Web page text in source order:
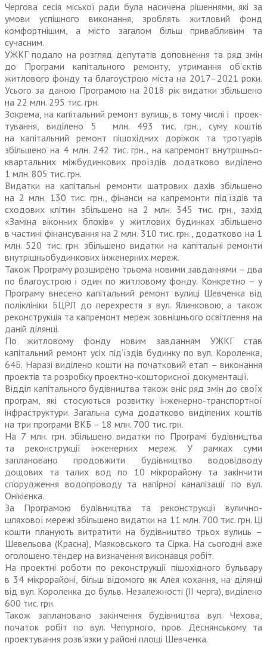
Чергова сесія міської ради була насичена рішеннями, які за
умови успішного виконання, зроблять житловий фонд
комфортнішим, а місто загалом більш привабливим та
сучасним.
УЖКГ подало на розгляд депутатів доповнення та ряд змін
до Програми капітального ремонту, утримання об’єктів
житлового фонду та благоустрою міста на 2017–2021 роки.
Усього за даною Програмою на 2018 рік видатки збільшено
на 22 млн. 295 тис. грн.
Зокрема, на капітальний ремонт вулиць, в тому числі і проек­
тування, виділено 5 млн. 493 тис. грн., суму коштів
на капітальний ремонт пішохідних доріжок та тротуарів
збільшено на 4 млн. 242 тис. грн., на кап­ремонт внут­рішньо­
квартальних міжбудинкових проїздів додатково виділено
1 млн. 805 тис. грн.
Видатки на капітальні ремонти шатрових дахів збільшено
на 2 млн. 130 тис. грн., фінанси на капремонти під’їздів та
сходових клітин збільшено на 2 млн. 345 тис. грн., захід
«Заміна віконних блоків» у житлових будинках збільшено
в частині фінансування на 2 млн. 310 тис. грн., додатково на 1
млн. 520 тис. грн. збільшено видатки на капітальні ремонти
внутрішньобудинкових інженерних мереж.
Також Програму розширено трьома новими завданнями – два
по благоустрою і один по житловому фонду. Конкретно – у
Програму внесено капітальний ремонт вулиці Шевченка від
поліклініки БЦРЛ до перехрестя з вул. Ялинковою, а також
реконструкція та капремонт мереж зовнішнього освітлення на
даній ділянці.
По житловому фонду новим завданням УЖКГ став
капітальний ремонт усіх під’їздів будинку по вул. Короленка,
64Б. Наразі виділено кошти на початковий етап – виконання
проектів та розробку проектно-кошторисної документації.
Відділ капітального будівництва також вніс ряд змін до своїх
програм, які стосуються розвитку інженерно-транспортної
інфра­структури. Загальна сума додатково виділених коштів
на три програми ВКБ – 18 млн. 700 тис. грн.
На 7 млн. грн. збільшено видатки по Програмі будівництва
та реконструкції інженерних мереж. У рамках суми
заплановано продовжити будівництво водовідводу
дощових та талих вод по 10 мікрорайону та закінчити
спорудження водопроводу та напірної каналізації по вул.
Онікієнка.
За Програмою будівництва та реконструкції вулично-
шляхової мережі збільшено видатки на 11 млн. 700 тис. грн. Ці
кошти планують витратити на будівництво трьох вулиць –
Шевельова (Красна), Маяковського та Сірка. На сьогодні вже
оголошено тендер на визначення виконавця робіт.
На проектні роботи по реконструкції пішохідного бульвару
в 34 мікрорайоні, більш відомого як Алея кохання, на ділянці
від вул. Короленка до бульв. Незалежності (ІІ черга), виділено
600 тис. грн.
Також заплановано закінчення будівництва вул. Чехова,
початок робіт по вул. Чепурного, пров. Деснянському та
проектування розв’язки у районі площі Шевченка.